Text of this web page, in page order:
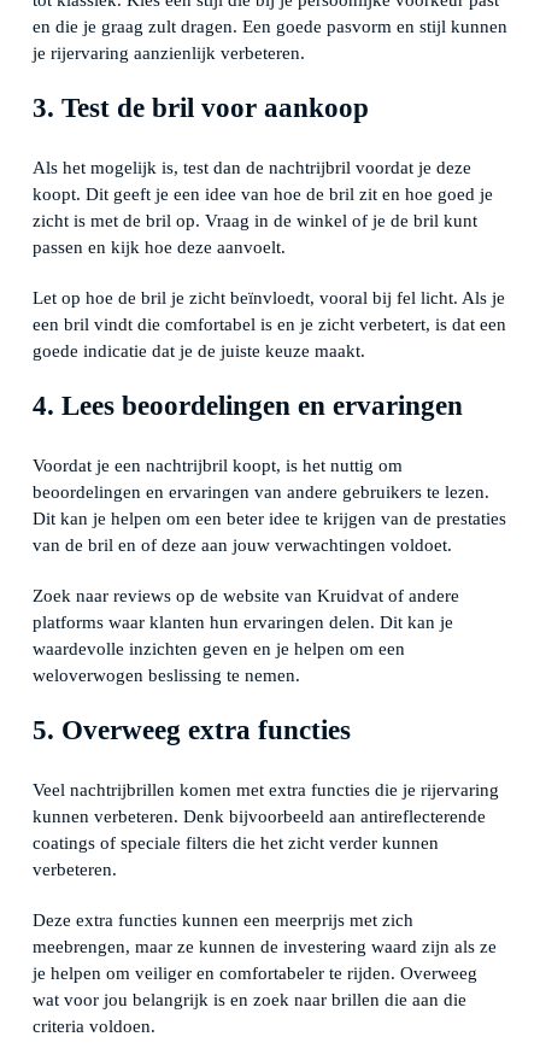
en die je graag zult dragen. Een goede pasvorm en stijl kunnen
je rijervaring aanzienlijk verbeteren.
3. Test de bril voor aankoop
Als het mogelijk is, test dan de nachtrijbril voordat je deze
koopt. Dit geeft je een idee van hoe de bril zit en hoe goed je
zicht is met de bril op. Vraag in de winkel of je de bril kunt
passen en kijk hoe deze aanvoelt.
Let op hoe de bril je zicht beïnvloedt, vooral bij fel licht. Als je
een bril vindt die comfortabel is en je zicht verbetert, is dat een
goede indicatie dat je de juiste keuze maakt.
4. Lees beoordelingen en ervaringen
Voordat je een nachtrijbril koopt, is het nuttig om
beoordelingen en ervaringen van andere gebruikers te lezen.
Dit kan je helpen om een beter idee te krijgen van de prestaties
van de bril en of deze aan jouw verwachtingen voldoet.
Zoek naar reviews op de website van Kruidvat of andere
platforms waar klanten hun ervaringen delen. Dit kan je
waardevolle inzichten geven en je helpen om een
weloverwogen beslissing te nemen.
5. Overweeg extra functies
Veel nachtrijbrillen komen met extra functies die je rijervaring
kunnen verbeteren. Denk bijvoorbeeld aan antireflecterende
coatings of speciale filters die het zicht verder kunnen
verbeteren.
Deze extra functies kunnen een meerprijs met zich
meebrengen, maar ze kunnen de investering waard zijn als ze
je helpen om veiliger en comfortabeler te rijden. Overweeg
wat voor jou belangrijk is en zoek naar brillen die aan die
criteria voldoen.